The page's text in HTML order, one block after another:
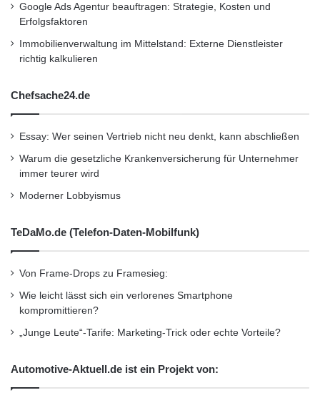
Google Ads Agentur beauftragen: Strategie, Kosten und
Erfolgsfaktoren
Immobilienverwaltung im Mittelstand: Externe Dienstleister
richtig kalkulieren
Chefsache24.de
Essay: Wer seinen Vertrieb nicht neu denkt, kann abschließen
Warum die gesetzliche Krankenversicherung für Unternehmer
immer teurer wird
Moderner Lobbyismus
TeDaMo.de (Telefon-Daten-Mobilfunk)
Von Frame-Drops zu Framesieg:
Wie leicht lässt sich ein verlorenes Smartphone
kompromittieren?
„Junge Leute“-Tarife: Marketing-Trick oder echte Vorteile?
Automotive-Aktuell.de ist ein Projekt von: